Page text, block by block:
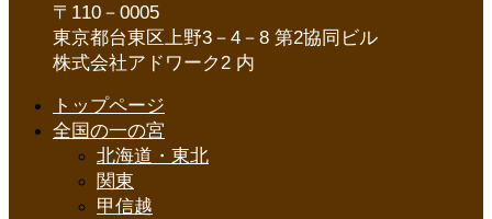
〒110－0005
東京都台東区上野3－4－8 第2協同ビル
株式会社アドワーク2 内
トップページ
全国の一の宮
北海道・東北
関東
甲信越